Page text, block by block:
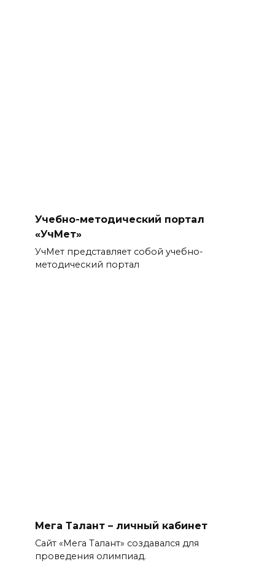
Учебно-методический портал
«УчМет»
УчМет представляет собой учебно-
методический портал
Мега Талант – личный кабинет
Сайт «Мега Талант» создавался для
проведения олимпиад.